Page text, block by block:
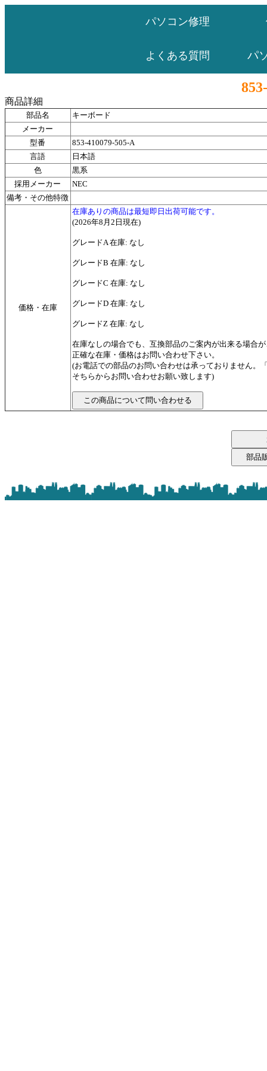
パソコン修理
よくある質問 パ
商品詳細
部品名
キーボード
メーカー
型番
853-410079-505-A
言語
日本語
色
黒系
採用メーカー
NEC
備考・その他特徴
価格・在庫
在庫ありの商品は最短即日出荷可能です。
(2026年8月2日現在)
グレードA 在庫: なし
グレードB 在庫: なし
グレードC 在庫: なし
グレードD 在庫: なし
グレードZ 在庫: なし
在庫なしの場合でも、互換部品のご案内が出来る場合
正確な在庫・価格はお問い合わせ下さい。
(お電話での部品のお問い合わせは承っておりません。
そちらからお問い合わせお願い致します)